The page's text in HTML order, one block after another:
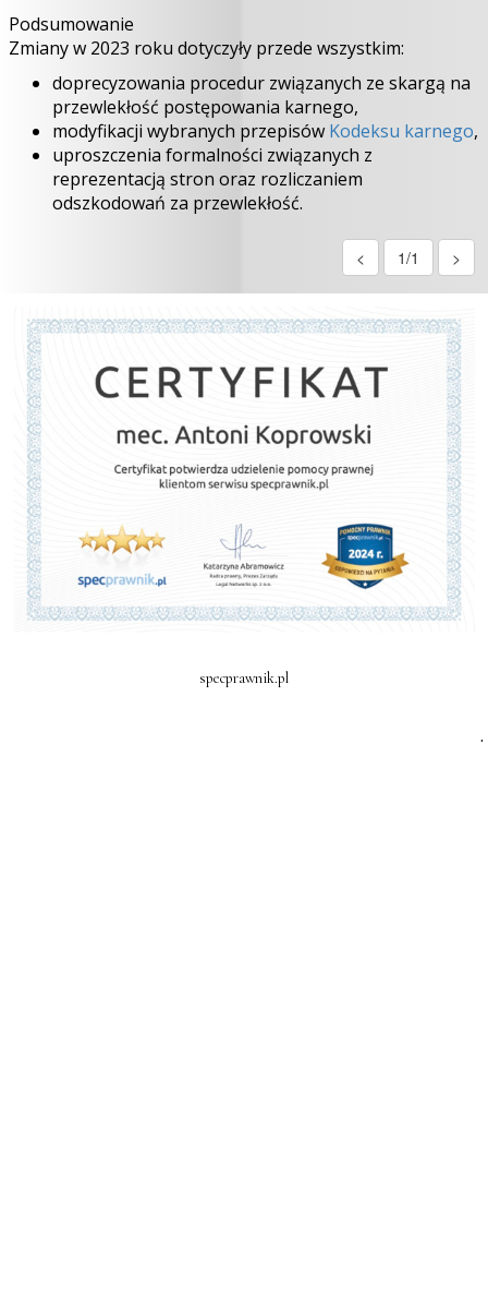
Podsumowanie
Zmiany w 2023 roku dotyczyły przede wszystkim:
doprecyzowania procedur związanych ze skargą na
przewlekłość postępowania karnego,
modyfikacji wybranych przepisów Kodeksu karnego,
uproszczenia formalności związanych z
reprezentacją stron oraz rozliczaniem
odszkodowań za przewlekłość.
< 1/1 >
specprawnik.pl
.